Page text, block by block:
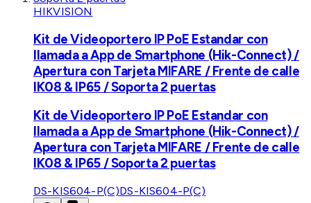
HIKVISION
Kit de Videoportero IP PoE Estandar con
llamada a App de Smartphone (Hik-Connect) /
Apertura con Tarjeta MIFARE / Frente de calle
IK08 & IP65 / Soporta 2 puertas
Kit de Videoportero IP PoE Estandar con
llamada a App de Smartphone (Hik-Connect) /
Apertura con Tarjeta MIFARE / Frente de calle
IK08 & IP65 / Soporta 2 puertas
DS-KIS604-P(C)DS-KIS604-P(C)